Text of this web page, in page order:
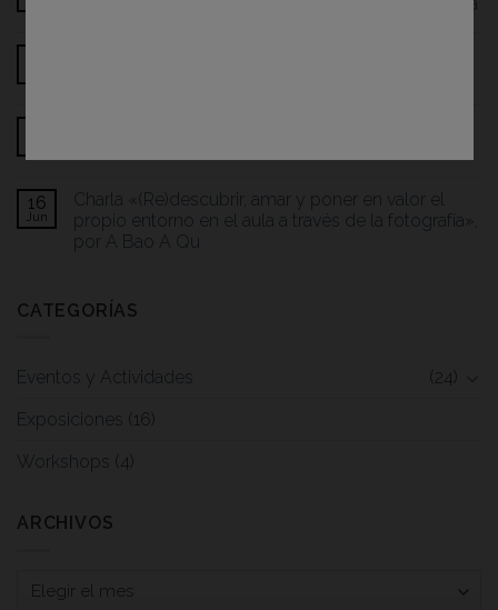
16
Jun
Charla «(Re)descubrir, amar y poner en valor el
propio entorno en el aula a través de la fotografía»,
por A Bao A Qu
CATEGORÍAS
Eventos y Actividades
(24)
Exposiciones (16)
Workshops (4)
ARCHIVOS
Archivos